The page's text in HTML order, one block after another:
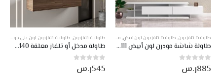
,طاولات تلفزيون معلقة,طاولات لون بني جوزي ,عروض, منتجات صناعة وطني طاولات تلفزيون, طاولات تلفزيون لون ابيض, منتجات صناعة وطني
طاولة شاشة مودرن لون أبيض DE-111
0من أصل 5
885ر.س
طاولات تلفزيون, طاولات تلفزيون لون بني جوزي
طاولة مدخل أو تلفاز معلقة 140سم لون بني DE-134
0 من أصل 5
545ر.س